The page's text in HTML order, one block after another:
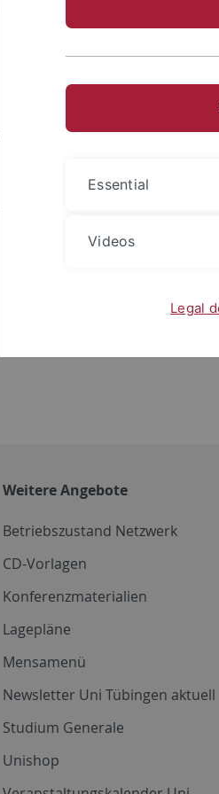
Weitere Angebote
Betriebszustand Netzwerk
CD-Vorlagen
Konferenzmaterialien
Lagepläne
Mensamenü
Newsletter Uni Tübingen aktuell
Studium Generale
Unishop
Essential
Videos
Legal